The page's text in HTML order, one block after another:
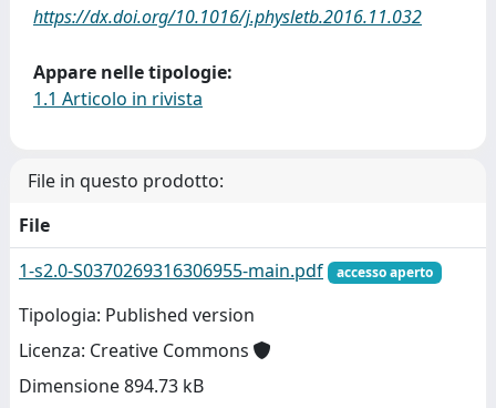
https://dx.doi.org/10.1016/j.physletb.2016.11.032
Appare nelle tipologie:
1.1 Articolo in rivista
File in questo prodotto:
File
1-s2.0-S0370269316306955-main.pdf
accesso aperto
Tipologia: Published version
Licenza: Creative Commons
Dimensione 894.73 kB